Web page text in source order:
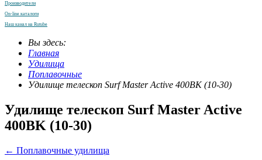
Производители
On-line каталоги
Наш канал на Rutube
Вы здесь:
Главная
Удилища
Поплавочные
Удилище телескоп Surf Master Active 400BK (10-30)
Удилище телескоп Surf Master Active
400BK (10-30)
← Поплавочные удилища